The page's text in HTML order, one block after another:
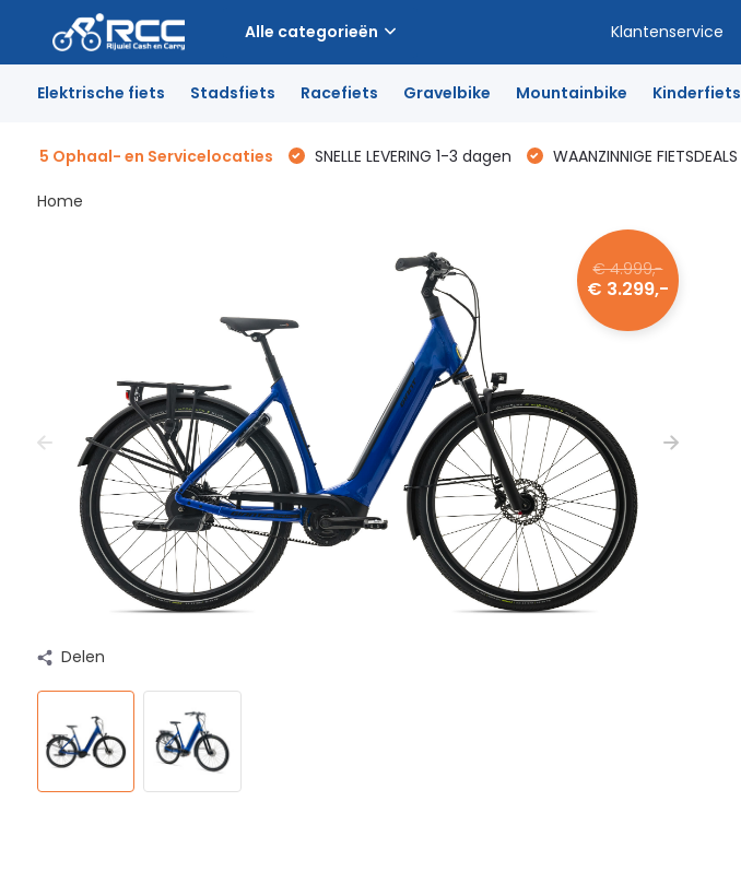
Alle categorieën Klantenservice
Elektrische fiets Stadsfiets Racefiets Gravelbike Mountainbike Kinderfiets
5 Ophaal- en Servicelocaties SNELLE LEVERING 1-3 dagen WAANZINNIGE FIETSDEALS
Home
€ 4.999,-
€ 3.299,-
Delen